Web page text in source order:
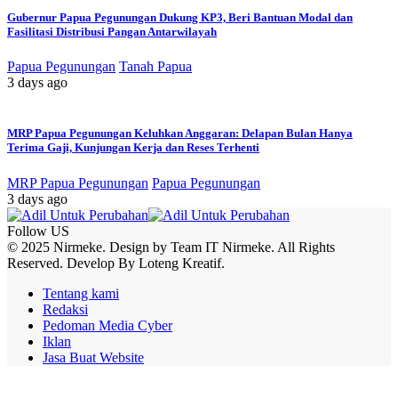
Gubernur Papua Pegunungan Dukung KP3, Beri Bantuan Modal dan
Fasilitasi Distribusi Pangan Antarwilayah
Papua Pegunungan Tanah Papua
3 days ago
MRP Papua Pegunungan Keluhkan Anggaran: Delapan Bulan Hanya
Terima Gaji, Kunjungan Kerja dan Reses Terhenti
MRP Papua Pegunungan Papua Pegunungan
3 days ago
Follow US
© 2025 Nirmeke. Design by Team IT Nirmeke. All Rights
Reserved. Develop By Loteng Kreatif.
Tentang kami
Redaksi
Pedoman Media Cyber
Iklan
Jasa Buat Website